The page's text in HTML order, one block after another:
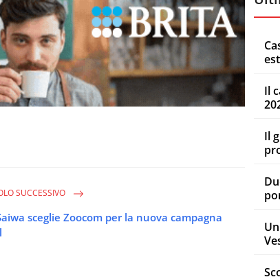
SUCCESSIVO
sceglie Zoocom per la nuova campagna
Il
Il